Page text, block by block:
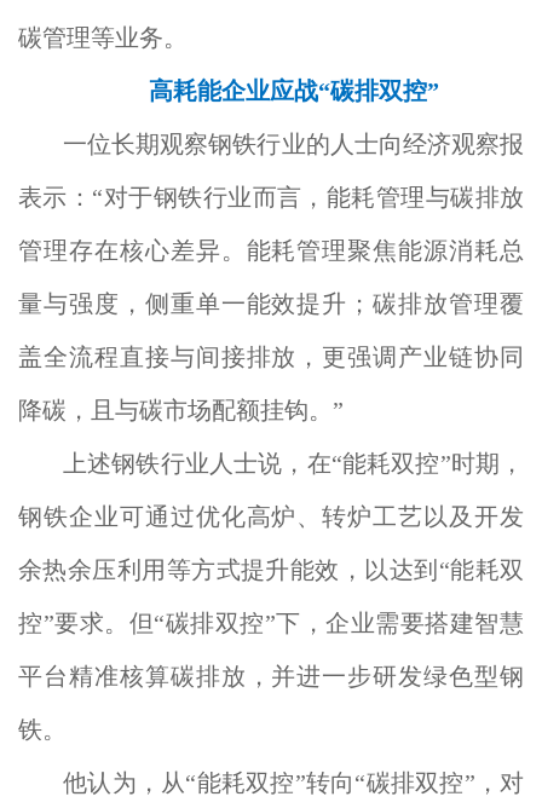
碳管理等业务。
高耗能企业应战“碳排双控”
一位长期观察钢铁行业的人士向经济观察报
表示：“对于钢铁行业而言，能耗管理与碳排放
管理存在核心差异。能耗管理聚焦能源消耗总
量与强度，侧重单一能效提升；碳排放管理覆
盖全流程直接与间接排放，更强调产业链协同
降碳，且与碳市场配额挂钩。”
上述钢铁行业人士说，在“能耗双控”时期，
钢铁企业可通过优化高炉、转炉工艺以及开发
余热余压利用等方式提升能效，以达到“能耗双
控”要求。但“碳排双控”下，企业需要搭建智慧
平台精准核算碳排放，并进一步研发绿色型钢
铁。
他认为，从“能耗双控”转向“碳排双控”，对